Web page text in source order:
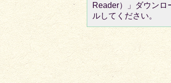
Reader）」ダウン
ルしてください。